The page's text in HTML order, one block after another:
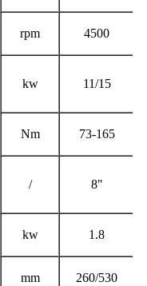
rpm 4500
kw 11/15
Nm 73-165
/ 8"
kw 1.8
mm 260/530